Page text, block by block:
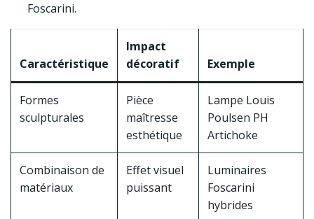
Foscarini.
Caractéristique
Impact
décoratif
Exemple
Formes
sculpturales
Pièce
maîtresse
esthétique
Lampe Louis
Poulsen PH
Artichoke
Combinaison de
matériaux
Effet visuel
puissant
Luminaires
Foscarini
hybrides